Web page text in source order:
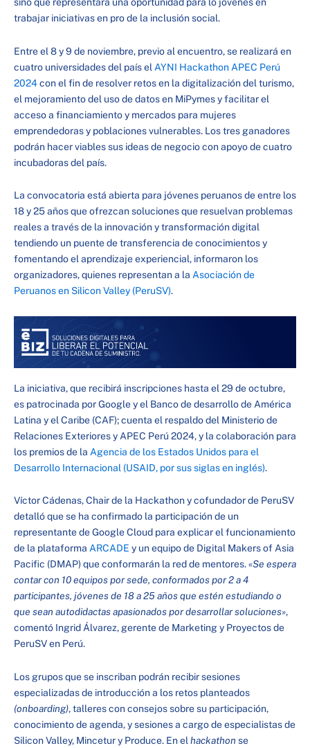
sino que representará una oportunidad para lo jóvenes en
trabajar iniciativas en pro de la inclusión social.
Entre el 8 y 9 de noviembre, previo al encuentro, se realizará en
cuatro universidades del país el AYNI Hackathon APEC Perú
2024con el fin de resolver retos en la digitalización del turismo,
el mejoramiento del uso de datos en MiPymes y facilitar el
acceso a financiamiento y mercados para mujeres
emprendedoras y poblaciones vulnerables. Los tres ganadores
podrán hacer viables sus ideas de negocio con apoyo de cuatro
incubadoras del país.
La convocatoria está abierta para jóvenes peruanos de entre los
18 y 25 años que ofrezcan soluciones que resuelvan problemas
reales a través de la innovación y transformación digital
tendiendo un puente de transferencia de conocimientos y
fomentando el aprendizaje experiencial, informaron los
organizadores, quienes representan a la Asociación de
Peruanos en Silicon Valley (PeruSV).
La iniciativa, que recibirá inscripciones hasta el 29 de octubre,
es patrocinada por Google y el Banco de desarrollo de América
Latina y el Caribe (CAF); cuenta el respaldo del Ministerio de
Relaciones Exteriores y APEC Perú 2024, y la colaboración para
los premios de la Agencia de los Estados Unidos para el
Desarrollo Internacional (USAID, por sus siglas en inglés).
Víctor Cádenas, Chair de la Hackathon y cofundador de PeruSV
detalló que se ha confirmado la participación de un
representante de Google Cloud para explicar el funcionamiento
de la plataforma ARCADE y un equipo de Digital Makers of Asia
Pacific (DMAP) que conformarán la red de mentores.«Se espera
contar con 10 equipos por sede, conformados por 2 a 4
participantes, jóvenes de 18 a 25 años que estén estudiando o
que sean autodidactas apasionados por desarrollar soluciones»,
comentó Ingrid Álvarez, gerente de Marketing y Proyectos de
PeruSV en Perú.
Los grupos que se inscriban podrán recibir sesiones
especializadas de introducción a los retos planteados
(onboarding), talleres con consejos sobre su participación,
conocimiento de agenda, y sesiones a cargo de especialistas de
Silicon Valley, Mincetur y Produce. En el hackathon se